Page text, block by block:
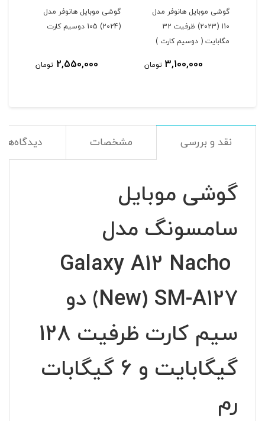
گوشی موبایل هانوفر مدل
110 (2023) ظرفیت 32
مگابایت ( دوسیم کارت )
3,100,000 تومان
گوشی موبایل هانوفر مدل
(2024) 105 دوسیم کارت
2,550,000 تومان
نقد و بررسی مشخصات دیدگاه‌ها
گوشی موبایل
سامسونگ مدل
Galaxy A12 Nacho
(New) SM-A127 دو
سیم کارت ظرفیت 128
گیگابایت و 6 گیگابات
رم